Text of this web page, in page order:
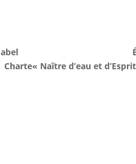
É
Charte« Naître d’eau et